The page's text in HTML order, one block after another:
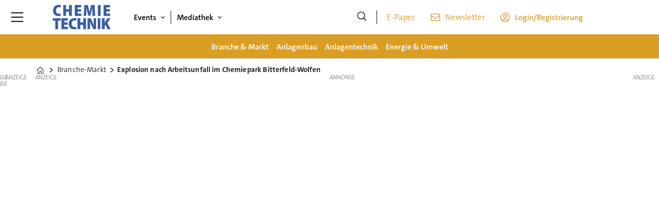
Events Mediathek E-Paper Newsletter Login/Registrierung
Branche & Markt Anlagenbau Anlagentechnik Energie & Umwelt
Home
Branche-Markt Explosion nach Arbeitsunfall im Chemiepark Bitterfeld-Wolfen
ANZEIGE ANZEIGE ANZEIGE